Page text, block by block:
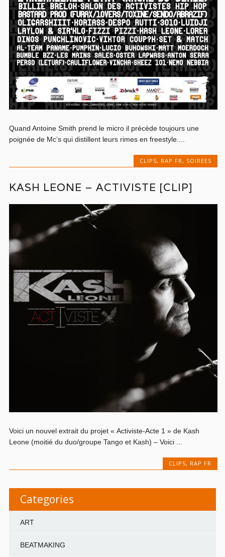
Quand Antoine Smith prend le micro il précède toujours une
poignée de Mc’s qui distillent leurs rimes en freestyle....
CLIPS, RAP FR, SOIREES
KASH LEONE – ACTIVISTE [CLIP]
Voici un nouvel extrait du projet « Activiste-Acte 1 » de Kash
Leone (moitié du duo/groupe Tango et Kash) – Voici ...
CLIPS, RAP FR
Categories
ART
BEATMAKING